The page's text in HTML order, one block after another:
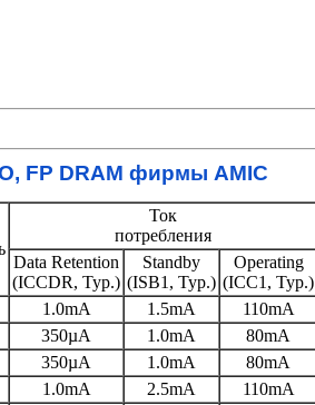
FP DRAM фирмы AMIC
Ток
потребления
Data Retention
(ICCDR, Typ.)
Standby
(ISB1, Typ.)
Operating
(ICC1, Typ.)
1.0mA 1.5mA 110mA
350µA 1.0mA 80mA
350µA 1.0mA 80mA
1.0mA 2.5mA 110mA